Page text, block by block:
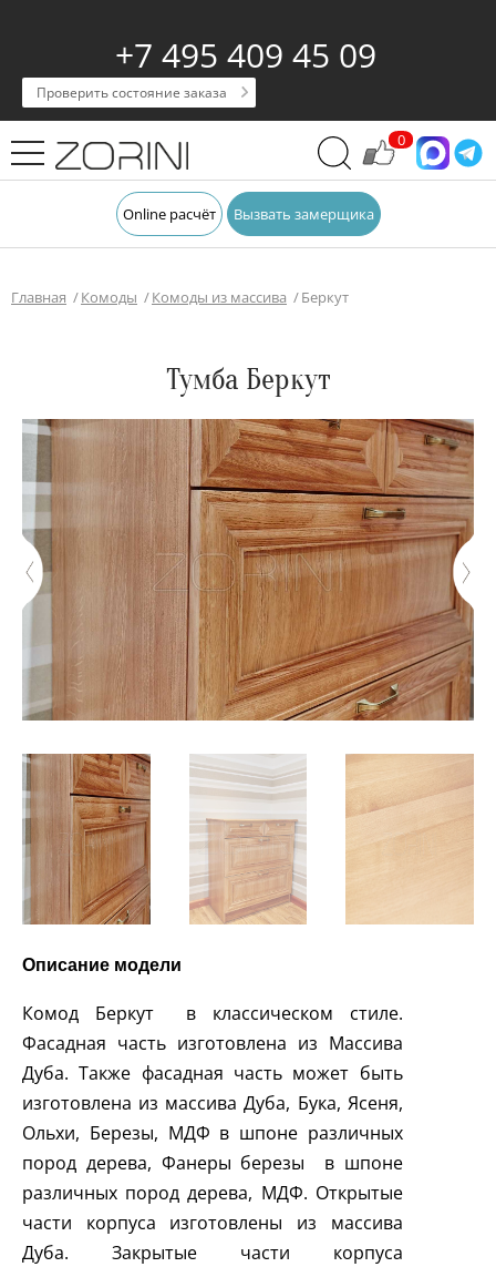
+7 495 409 45 09
Проверить состояние заказа
0
Online расчёт Вызвать замерщика
Главная Комоды Комоды из массива Беркут
Тумба Беркут
Описание модели
Комод Беркут в классическом стиле.
Фасадная часть изготовлена из Массива
Дуба. Также фасадная часть может быть
изготовлена из массива Дуба, Бука, Ясеня,
Ольхи, Березы, МДФ в шпоне различных
пород дерева, Фанеры березы в шпоне
различных пород дерева, МДФ. Открытые
части корпуса изготовлены из массива
Дуба. Закрытые части корпуса